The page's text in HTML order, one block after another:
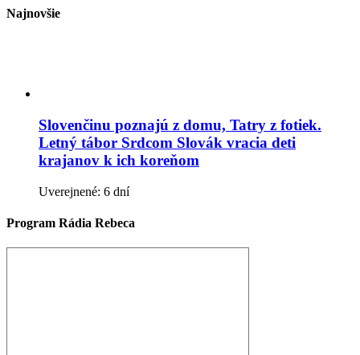
Najnovšie
Slovenčinu poznajú z domu, Tatry z fotiek.
Letný tábor Srdcom Slovák vracia deti
krajanov k ich koreňom
Uverejnené: 6 dní
Program Rádia Rebeca